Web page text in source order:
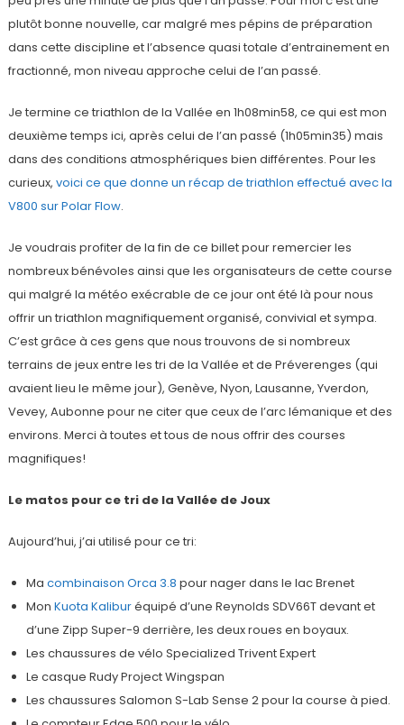
plutôt bonne nouvelle, car malgré mes pépins de préparation
dans cette discipline et l’absence quasi totale d’entrainement en
fractionné, mon niveau approche celui de l’an passé.
Je termine ce triathlon de la Vallée en 1h08min58, ce qui est mon
deuxième temps ici, après celui de l’an passé (1h05min35) mais
dans des conditions atmosphériques bien différentes. Pour les
curieux, voici ce que donne un récap de triathlon effectué avec la
V800 sur Polar Flow.
Je voudrais profiter de la fin de ce billet pour remercier les
nombreux bénévoles ainsi que les organisateurs de cette course
qui malgré la météo exécrable de ce jour ont été là pour nous
offrir un triathlon magnifiquement organisé, convivial et sympa.
C’est grâce à ces gens que nous trouvons de si nombreux
terrains de jeux entre les tri de la Vallée et de Préverenges (qui
avaient lieu le même jour), Genève, Nyon, Lausanne, Yverdon,
Vevey, Aubonne pour ne citer que ceux de l’arc lémanique et des
environs. Merci à toutes et tous de nous offrir des courses
magnifiques!
Le matos pour ce tri de la Vallée de Joux
Aujourd’hui, j’ai utilisé pour ce tri:
Ma combinaison Orca 3.8 pour nager dans le lac Brenet
Mon Kuota Kaliburéquipé d’une Reynolds SDV66T devant et
d’une Zipp Super-9 derrière, les deux roues en boyaux.
Les chaussures de vélo Specialized Trivent Expert
Le casque Rudy Project Wingspan
Les chaussures Salomon S-Lab Sense 2 pour la course à pied.